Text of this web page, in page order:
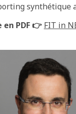
synthétique
PDF 👉 FIT in